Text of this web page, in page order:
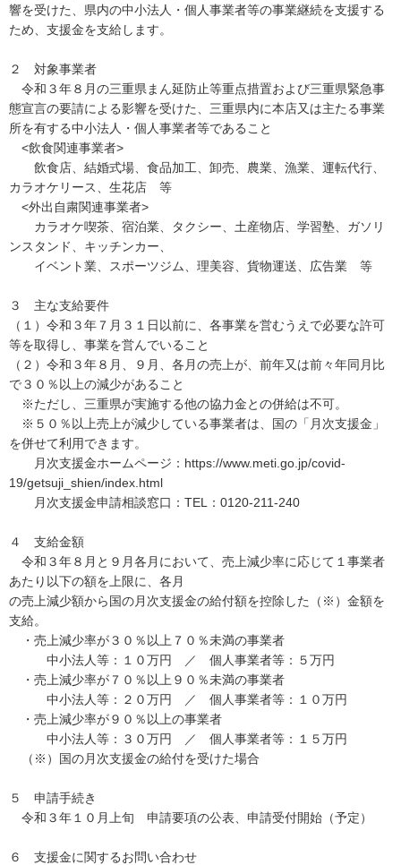
響を受けた、県内の中小法人・個人事業者等の事業継続を支援する
ため、支援金を支給します。
２ 対象事業者
令和３年８月の三重県まん延防止等重点措置および三重県緊急事
態宣言の要請による影響を受けた、三重県内に本店又は主たる事業
所を有する中小法人・個人事業者等であること
<飲食関連事業者>
飲食店、結婚式場、食品加工、卸売、農業、漁業、運転代行、
カラオケリース、生花店 等
<外出自粛関連事業者>
カラオケ喫茶、宿泊業、タクシー、土産物店、学習塾、ガソリ
ンスタンド、キッチンカー、
イベント業、スポーツジム、理美容、貨物運送、広告業 等
３ 主な支給要件
（１）令和３年７月３１日以前に、各事業を営むうえで必要な許可
等を取得し、事業を営んでいること
（２）令和３年８月、９月、各月の売上が、前年又は前々年同月比
で３０％以上の減少があること
※ただし、三重県が実施する他の協力金との併給は不可。
※５０％以上売上が減少している事業者は、国の「月次支援金」
を併せて利用できます。
月次支援金ホームページ：https://www.meti.go.jp/covid-
19/getsuji_shien/index.html
月次支援金申請相談窓口：TEL：0120-211-240
４ 支給金額
令和３年８月と９月各月において、売上減少率に応じて１事業者
あたり以下の額を上限に、各月
の売上減少額から国の月次支援金の給付額を控除した（※）金額を
支給。
・売上減少率が３０％以上７０％未満の事業者
中小法人等：１０万円 ／ 個人事業者等：５万円
・売上減少率が７０％以上９０％未満の事業者
中小法人等：２０万円 ／ 個人事業者等：１０万円
・売上減少率が９０％以上の事業者
中小法人等：３０万円 ／ 個人事業者等：１５万円
（※）国の月次支援金の給付を受けた場合
５ 申請手続き
令和３年１０月上旬 申請要項の公表、申請受付開始（予定）
６ 支援金に関するお問い合わせ